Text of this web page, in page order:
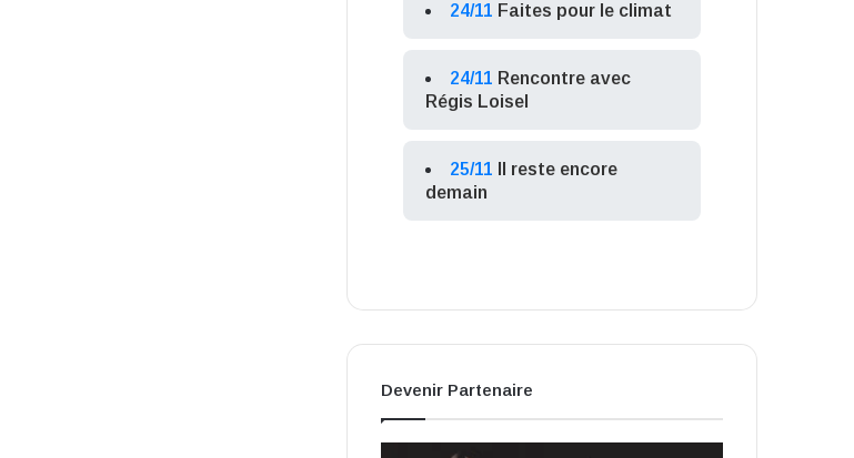
24/11 Faites pour le climat
24/11 Rencontre avec
Régis Loisel
25/11
Il reste encore
demain
Devenir Partenaire